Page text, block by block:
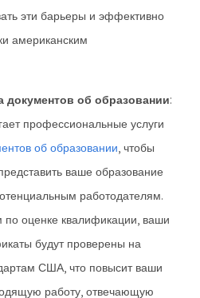
эти барьеры и эффективно
американским
документов об образовании:
профессиональные услуги
об образовании, чтобы
ваше образование
работодателям.
по оценке квалификации, ваши
будут проверены на
США, что повысит ваши
работу, отвечающую